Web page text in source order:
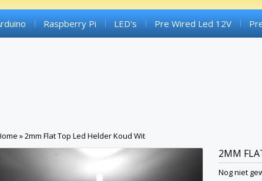
Raspberry Pi LED's Pre Wired Led 12V
»2mm Flat Top Led Helder Koud Wit
2MM
Nog niet